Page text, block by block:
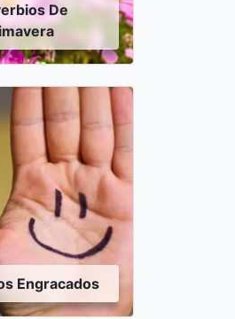
De
Engracados